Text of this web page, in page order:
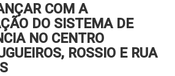
COM A
DO SISTEMA DE
NO CENTRO
ROSSIO E RUA